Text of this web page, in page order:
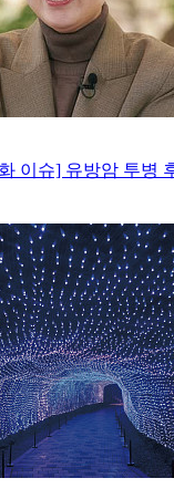
이슈] 유방암 투병